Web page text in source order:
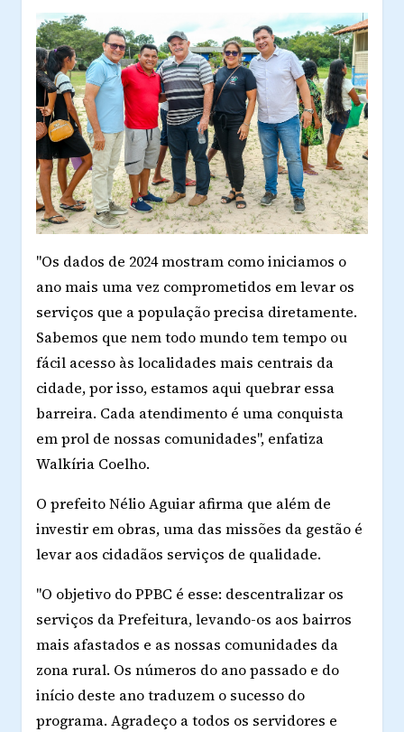
"Os dados de 2024 mostram como iniciamos o
ano mais uma vez comprometidos em levar os
serviços que a população precisa diretamente.
Sabemos que nem todo mundo tem tempo ou
fácil acesso às localidades mais centrais da
cidade, por isso, estamos aqui quebrar essa
barreira. Cada atendimento é uma conquista
em prol de nossas comunidades", enfatiza
Walkíria Coelho.
O prefeito Nélio Aguiar afirma que além de
investir em obras, uma das missões da gestão é
levar aos cidadãos serviços de qualidade.
"O objetivo do PPBC é esse: descentralizar os
serviços da Prefeitura, levando-os aos bairros
mais afastados e as nossas comunidades da
zona rural. Os números do ano passado e do
início deste ano traduzem o sucesso do
programa. Agradeço a todos os servidores e